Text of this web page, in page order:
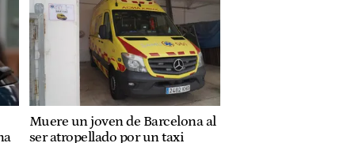
Muere un joven de Barcelona al
ser atropellado por un taxi